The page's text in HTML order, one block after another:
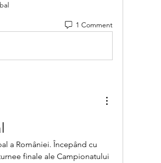
1 Comment
finale ale Campionatului